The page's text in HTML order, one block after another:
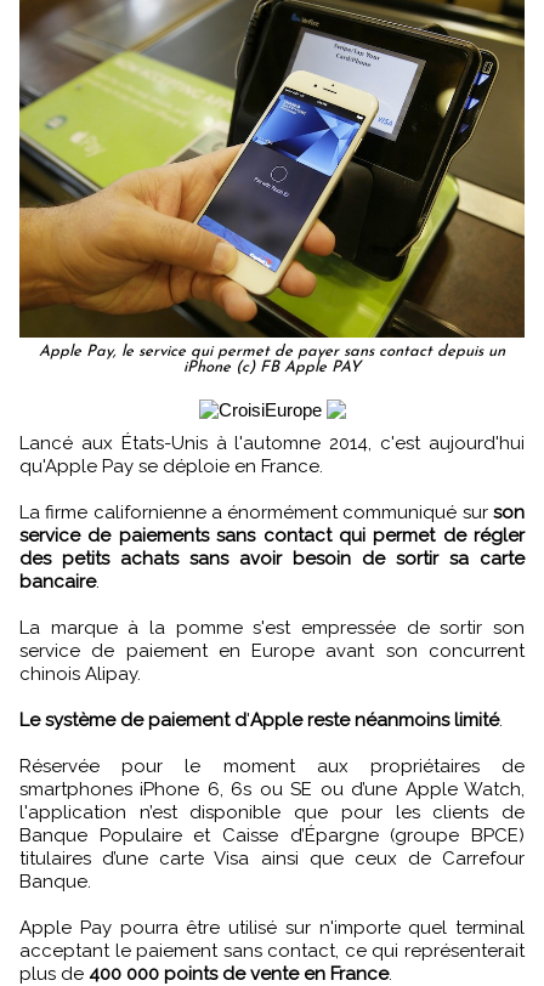
Apple Pay, le service qui permet de payer sans contact depuis un
iPhone (c) FB Apple PAY
Lancé aux États-Unis à l'automne 2014, c'est aujourd'hui
qu'Apple Pay se déploie en France.
La firme californienne a énormément communiqué sur son
service de paiements sans contact qui permet de régler
des petits achats sans avoir besoin de sortir sa carte
bancaire.
La marque à la pomme s'est empressée de sortir son
service de paiement en Europe avant son concurrent
chinois Alipay.
Le système de paiement d'Apple reste néanmoins limité.
Réservée pour le moment aux propriétaires de
smartphones iPhone 6, 6s ou SE ou d’une Apple Watch,
l'application n’est disponible que pour les clients de
Banque Populaire et Caisse d’Épargne (groupe BPCE)
titulaires d’une carte Visa ainsi que ceux de Carrefour
Banque.
Apple Pay pourra être utilisé sur n'importe quel terminal
acceptant le paiement sans contact, ce qui représenterait
plus de 400 000 points de vente en France.